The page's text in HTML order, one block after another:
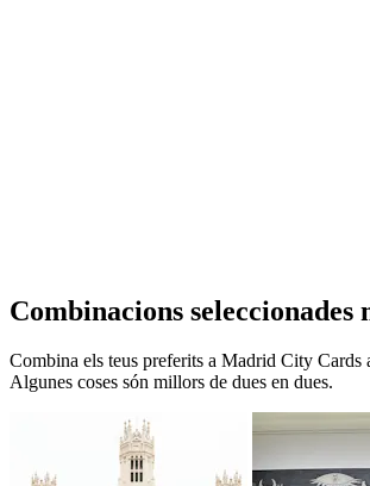
Combinacions seleccionades
Combina els teus preferits a Madrid City Cards
Algunes coses són millors de dues en dues.